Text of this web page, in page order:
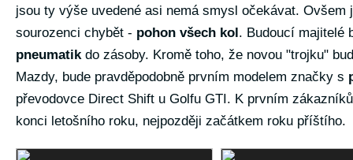
jsou ty výše uvedené asi nemá smysl očekávat. Ovšem
sourozenci chybět - pohon všech kol. Budoucí majitelé
pneumatikdo zásoby. Kromě toho, že novou "trojku"
Mazdy, bude pravděpodobně prvním modelem značky s
převodovce Direct Shift u Golfu GTI. K prvním
konci letošního roku, nejpozději začátkem roku příštího.